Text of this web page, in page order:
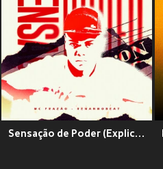
Sensação de Poder (Explicit)